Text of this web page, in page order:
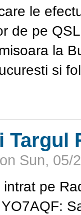
le
de pe
la
si
Targul
on Sun, 05/
pe